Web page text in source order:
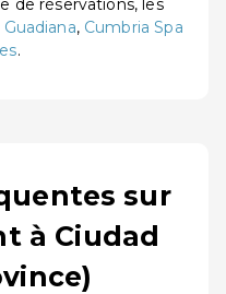
de réservations, les
, Cumbria Spa
.
sur
à Ciudad